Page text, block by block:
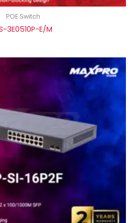
POE Switch
3E0510P-E/M